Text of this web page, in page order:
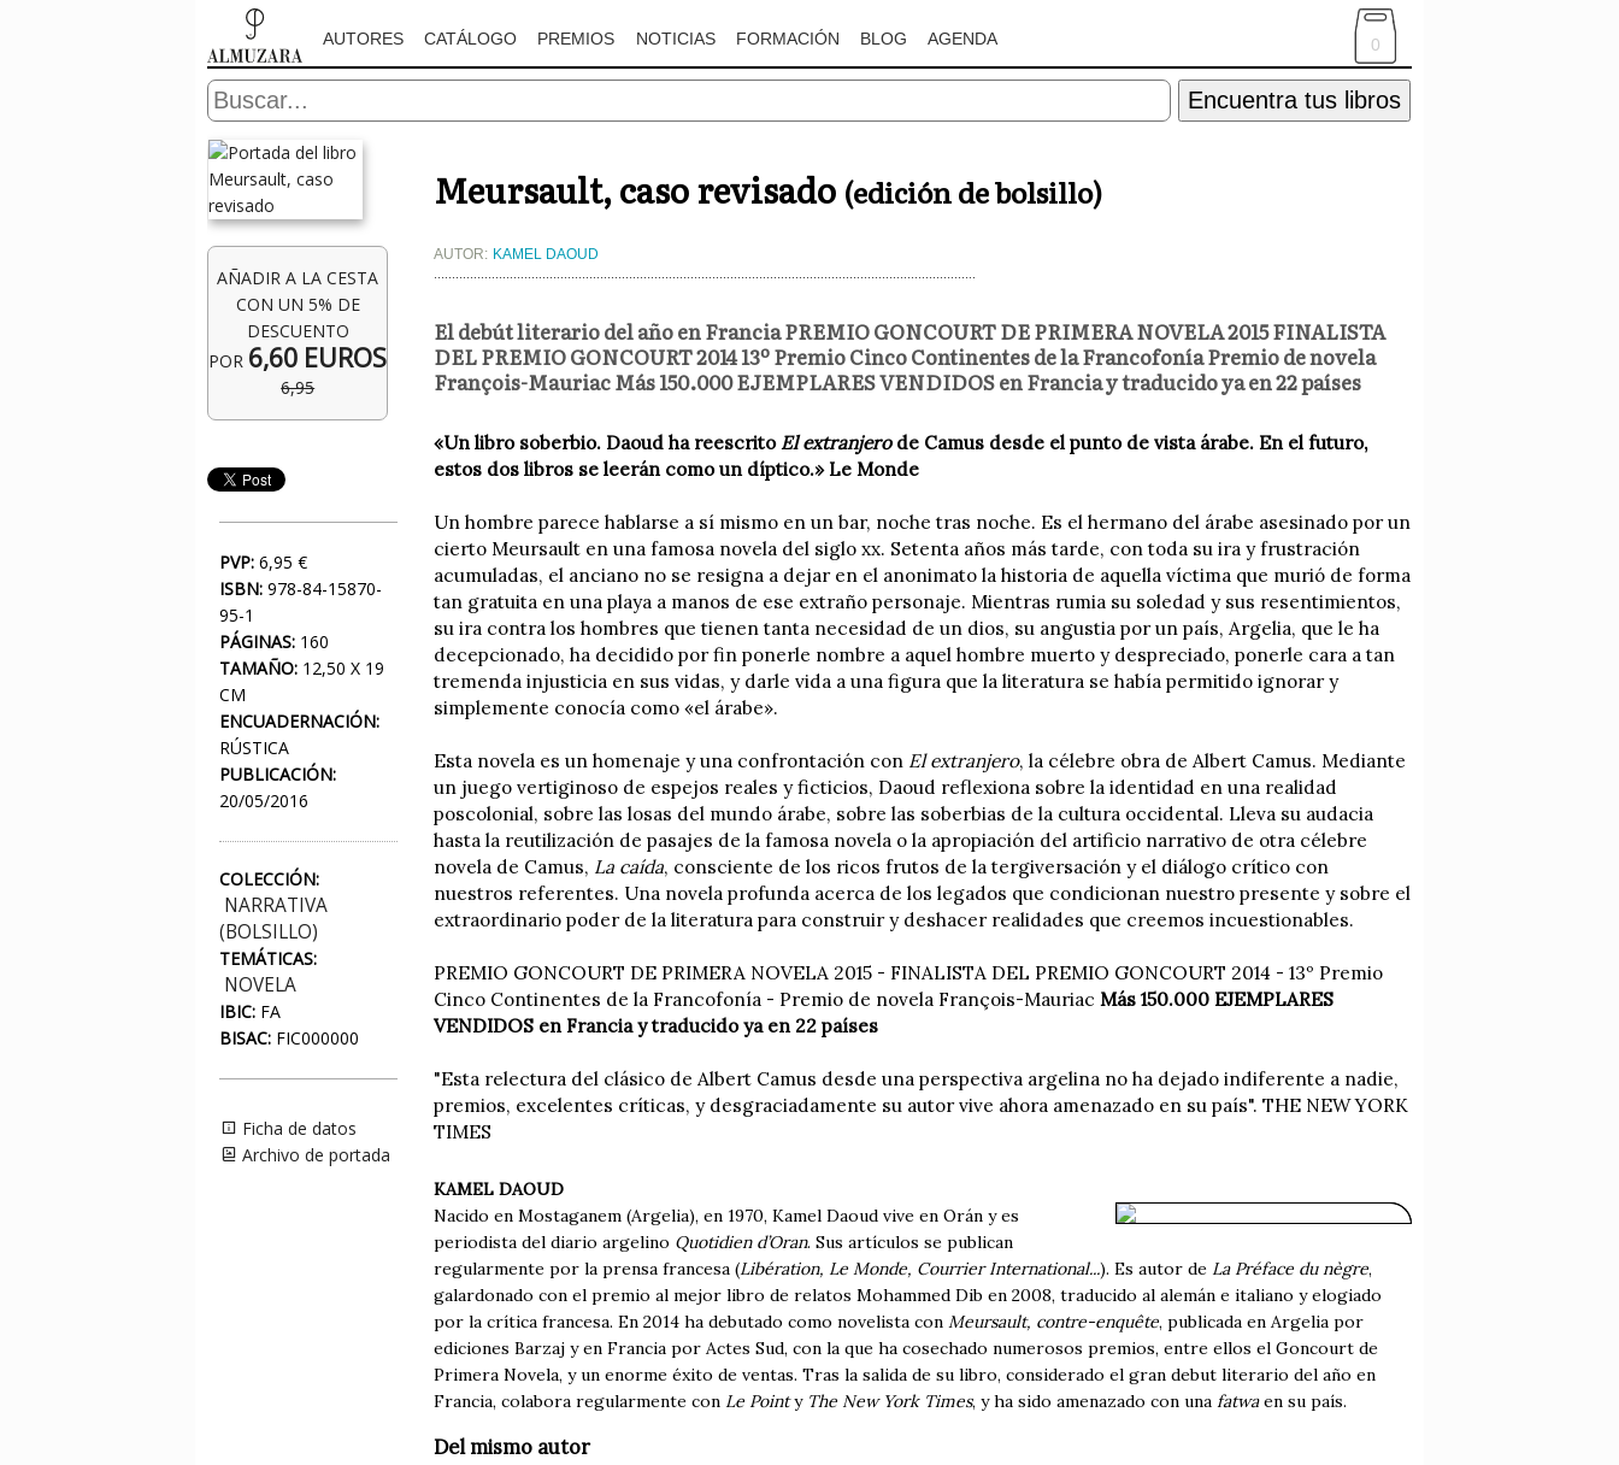
AUTORES CATÁLOGO PREMIOS NOTICIAS FORMACIÓN BLOG AGENDA 0
Encuentra tus libros
AÑADIR A LA CESTA
CON UN 5% DE
DESCUENTO
POR 6,60 EUROS
6,95
PVP: 6,95 €
ISBN: 978-84-15870-
95-1
PÁGINAS: 160
TAMAÑO: 12,50 X 19
CM
ENCUADERNACIÓN:
RÚSTICA
PUBLICACIÓN:
20/05/2016
COLECCIÓN:
NARRATIVA
(BOLSILLO)
TEMÁTICAS:
NOVELA
IBIC: FA
BISAC: FIC000000
Ficha de datos
Archivo de portada
Meursault, caso revisado (edición de bolsillo)
AUTOR: KAMEL DAOUD
El debút literario del año en Francia PREMIO GONCOURT DE PRIMERA NOVELA 2015 FINALISTA
DEL PREMIO GONCOURT 2014 13º Premio Cinco Continentes de la Francofonía Premio de novela
François-Mauriac Más 150.000 EJEMPLARES VENDIDOS en Francia y traducido ya en 22 países
«Un libro soberbio. Daoud ha reescritoEl extranjerode Camus desde el punto de vista árabe. En el futuro,
estos dos libros se leerán como un díptico.» Le Monde
Un hombre parece hablarse a sí mismo en un bar, noche tras noche. Es el hermano del árabe asesinado por un
cierto Meursault en una famosa novela del siglo xx. Setenta años más tarde, con toda su ira y frustración
acumuladas, el anciano no se resigna a dejar en el anonimato la historia de aquella víctima que murió de forma
tan gratuita en una playa a manos de ese extraño personaje. Mientras rumia su soledad y sus resentimientos,
su ira contra los hombres que tienen tanta necesidad de un dios, su angustia por un país, Argelia, que le ha
decepcionado, ha decidido por fin ponerle nombre a aquel hombre muerto y despreciado, ponerle cara a tan
tremenda injusticia en sus vidas, y darle vida a una figura que la literatura se había permitido ignorar y
simplemente conocía como «el árabe».
Esta novela es un homenaje y una confrontación con El extranjero, la célebre obra de Albert Camus. Mediante
un juego vertiginoso de espejos reales y ficticios, Daoud reflexiona sobre la identidad en una realidad
poscolonial, sobre las losas del mundo árabe, sobre las soberbias de la cultura occidental. Lleva su audacia
hasta la reutilización de pasajes de la famosa novela o la apropiación del artificio narrativo de otra célebre
novela de Camus, La caída, consciente de los ricos frutos de la tergiversación y el diálogo crítico con
nuestros referentes. Una novela profunda acerca de los legados que condicionan nuestro presente y sobre el
extraordinario poder de la literatura para construir y deshacer realidades que creemos incuestionables.
PREMIO GONCOURT DE PRIMERA NOVELA 2015 - FINALISTA DEL PREMIO GONCOURT 2014 - 13º Premio
Cinco Continentes de la Francofonía - Premio de novela François-Mauriac Más 150.000 EJEMPLARES
VENDIDOS en Francia y traducido ya en 22 países
"Esta relectura del clásico de Albert Camus desde una perspectiva argelina no ha dejado indiferente a nadie,
premios, excelentes críticas, y desgraciadamente su autor vive ahora amenazado en su país". THE NEW YORK
TIMES
KAMEL DAOUD
Nacido en Mostaganem (Argelia), en 1970, Kamel Daoud vive en Orán y es
periodista del diario argelino Quotidien d’Oran. Sus artículos se publican
regularmente por la prensa francesa (Libération, Le Monde, Courrier International...). Es autor de La Préface du nègre,
galardonado con el premio al mejor libro de relatos Mohammed Dib en 2008, traducido al alemán e italiano y elogiado
por la crítica francesa. En 2014 ha debutado como novelista con Meursault, contre-enquête, publicada en Argelia por
ediciones Barzaj y en Francia por Actes Sud, con la que ha cosechado numerosos premios, entre ellos el Goncourt de
Primera Novela, y un enorme éxito de ventas. Tras la salida de su libro, considerado el gran debut literario del año en
Francia, colabora regularmente con Le Pointy The New York Times, y ha sido amenazado con una fatwaen su país.
Del mismo autor